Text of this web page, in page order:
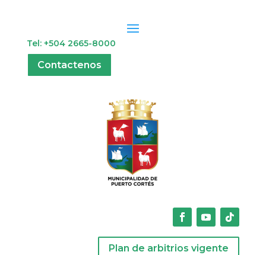
Tel: +504 2665-8000
Contactenos
Plan de arbitrios vigente